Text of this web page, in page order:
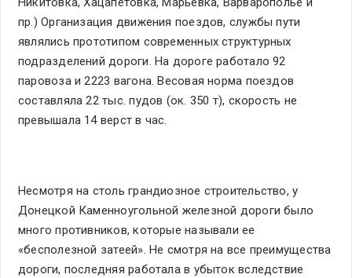
пр.) Организация движения поездов, службы пути
являлись прототипом современных структурных
подразделений дороги. На дороге работало 92
паровоза и 2223 вагона. Весовая норма поездов
составляла 22 тыс. пудов (ок. 350 т), скорость не
превышала 14 верст в час.
Несмотря на столь грандиозное строительство, у
Донецкой Каменноугольной железной дороги было
много противников, которые называли ее
«бесполезной затеей». Не смотря на все преимущества
дороги, последняя работала в убыток вследствие